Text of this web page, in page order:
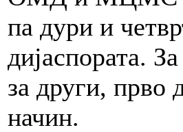
па дури и
дијаспората.
за други, прво
начин.